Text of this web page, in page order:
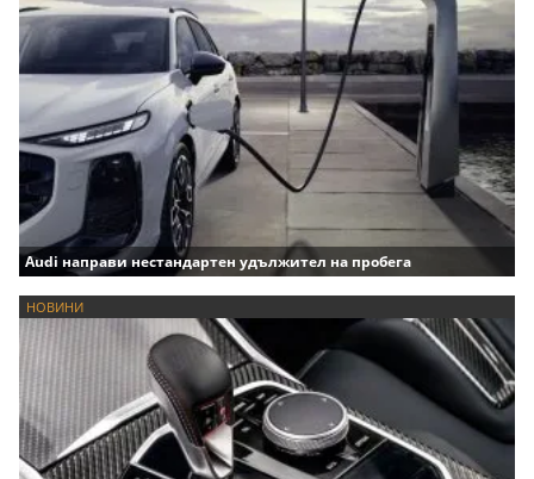
Audi направи нестандартен удължител на пробега
НОВИНИ